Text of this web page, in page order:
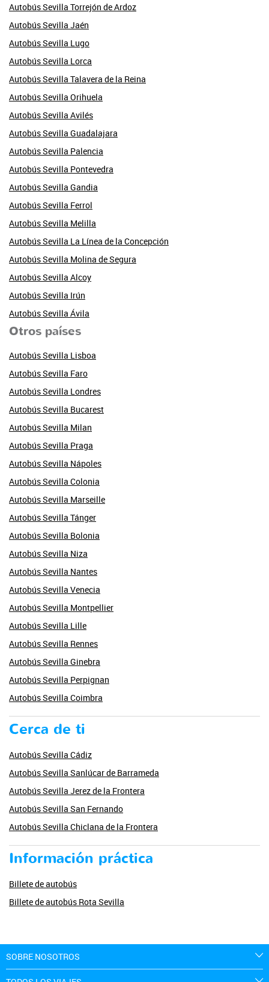
Autobús Sevilla Torrejón de Ardoz
Autobús Sevilla Jaén
Autobús Sevilla Lugo
Autobús Sevilla Lorca
Autobús Sevilla Talavera de la Reina
Autobús Sevilla Orihuela
Autobús Sevilla Avilés
Autobús Sevilla Guadalajara
Autobús Sevilla Palencia
Autobús Sevilla Pontevedra
Autobús Sevilla Gandia
Autobús Sevilla Ferrol
Autobús Sevilla Melilla
Autobús Sevilla La Línea de la Concepción
Autobús Sevilla Molina de Segura
Autobús Sevilla Alcoy
Autobús Sevilla Irún
Autobús Sevilla Ávila
Otros países
Autobús Sevilla Lisboa
Autobús Sevilla Faro
Autobús Sevilla Londres
Autobús Sevilla Bucarest
Autobús Sevilla Milan
Autobús Sevilla Praga
Autobús Sevilla Nápoles
Autobús Sevilla Colonia
Autobús Sevilla Marseille
Autobús Sevilla Tánger
Autobús Sevilla Bolonia
Autobús Sevilla Niza
Autobús Sevilla Nantes
Autobús Sevilla Venecia
Autobús Sevilla Montpellier
Autobús Sevilla Lille
Autobús Sevilla Rennes
Autobús Sevilla Ginebra
Autobús Sevilla Perpignan
Autobús Sevilla Coimbra
Cerca de ti
Autobús Sevilla Cádiz
Autobús Sevilla Sanlúcar de Barrameda
Autobús Sevilla Jerez de la Frontera
Autobús Sevilla San Fernando
Autobús Sevilla Chiclana de la Frontera
Información práctica
Billete de autobús
Billete de autobús Rota Sevilla
SOBRE NOSOTROS